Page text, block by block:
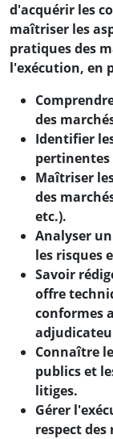
d'acquérir les
maîtriser les
pratiques des
l'exécution, en
des
Identifier
Maîtriser
des
etc.).
Analyser
les risques
Savoir
offre
conformes
Connaître
publics et
litiges.
Gérer
respect des